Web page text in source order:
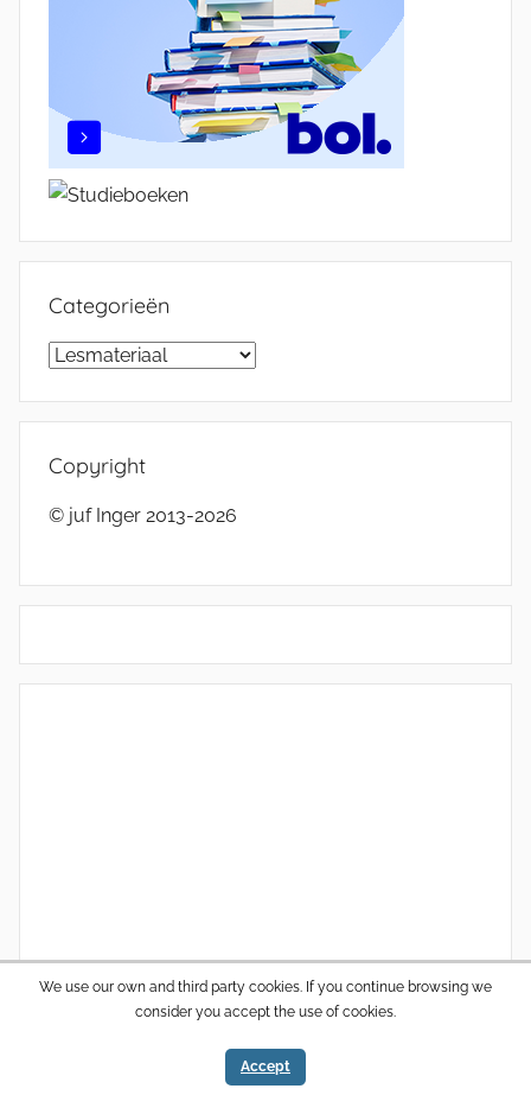
Categorieën
Categorieën
Copyright
© juf Inger 2013-2026
We use our own and third party cookies. If you continue browsing we
consider you accept the use of cookies.
Accept